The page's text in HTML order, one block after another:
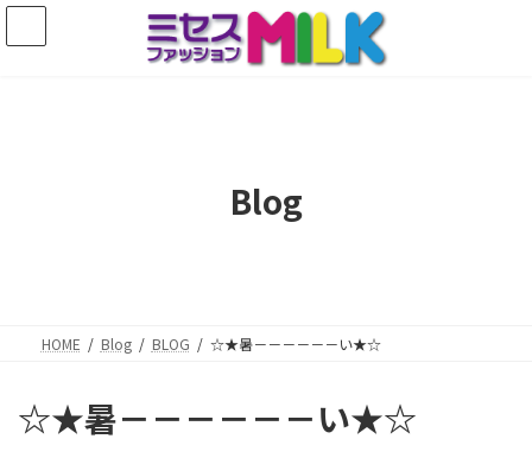
コ
ナ
Blog
HOME Blog BLOG ☆★暑－－－－－－い★☆
☆★暑－－－－－－い★☆